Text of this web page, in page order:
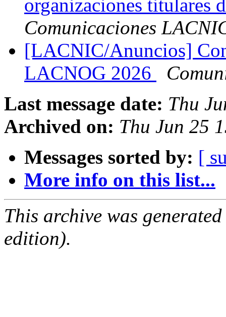
organizaciones titulares
Comunicaciones
[LACNIC/Anuncios]
LACNOG 2026
Last message date: Thu
Archived on: Thu Jun 25
Messages sorted by: [
More info on this list...
This archive was
edition).